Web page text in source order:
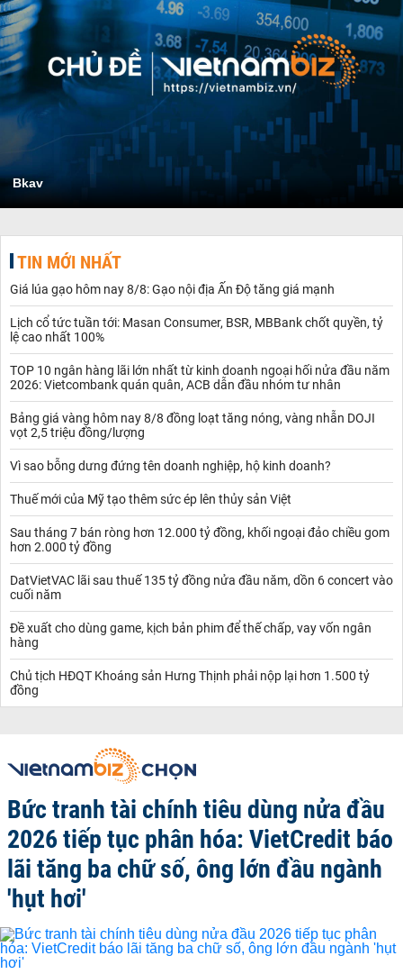
Bkav
TIN MỚI NHẤT
Giá lúa gạo hôm nay 8/8: Gạo nội địa Ấn Độ tăng giá mạnh
Lịch cổ tức tuần tới: Masan Consumer, BSR, MBBank chốt quyền, tỷ
lệ cao nhất 100%
TOP 10 ngân hàng lãi lớn nhất từ kinh doanh ngoại hối nửa đầu năm
2026: Vietcombank quán quân, ACB dẫn đầu nhóm tư nhân
Bảng giá vàng hôm nay 8/8 đồng loạt tăng nóng, vàng nhẫn DOJI
vọt 2,5 triệu đồng/lượng
Vì sao bỗng dưng đứng tên doanh nghiệp, hộ kinh doanh?
Thuế mới của Mỹ tạo thêm sức ép lên thủy sản Việt
Sau tháng 7 bán ròng hơn 12.000 tỷ đồng, khối ngoại đảo chiều gom
hơn 2.000 tỷ đồng
DatVietVAC lãi sau thuế 135 tỷ đồng nửa đầu năm, dồn 6 concert vào
cuối năm
Đề xuất cho dùng game, kịch bản phim để thế chấp, vay vốn ngân
hàng
Chủ tịch HĐQT Khoáng sản Hưng Thịnh phải nộp lại hơn 1.500 tỷ
đồng
Bức tranh tài chính tiêu dùng nửa đầu
2026 tiếp tục phân hóa: VietCredit báo
lãi tăng ba chữ số, ông lớn đầu ngành
'hụt hơi'